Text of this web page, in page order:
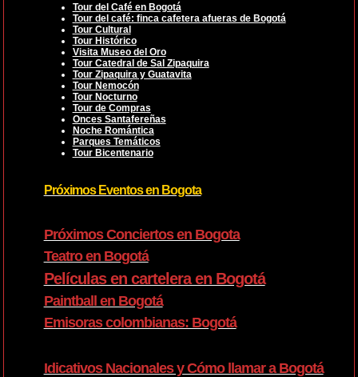
Tour del Café en Bogotá
Tour del café: finca cafetera afueras de Bogotá
Tour Cultural
Tour Histórico
Visita Museo del Oro
Tour Catedral de Sal Zipaquira
Tour Zipaquira y Guatavita
Tour Nemocón
Tour Nocturno
Tour de Compras
Onces Santafereñas
Noche Romántica
Parques Temáticos
Tour Bicentenario
Próximos Eventos en Bogota
Próximos Conciertos en Bogota
Teatro en Bogotá
Películas en cartelera en Bogotá
Paintball en Bogotá
Emisoras colombianas: Bogotá
Idicativos Nacionales y Cómo llamar a Bogotá